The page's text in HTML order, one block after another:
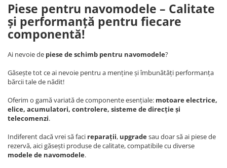
Piese pentru navomodele – Calitate
și performanță pentru fiecare
componentă!
Ai nevoie de piese de schimb pentru navomodele?
Găsește tot ce ai nevoie pentru a menține și îmbunătăți performanța
bărcii tale de nădit!
Oferim o gamă variată de componente esențiale: motoare electrice,
elice, acumulatori, controlere, sisteme de direcție și
telecomenzi.
Indiferent dacă vrei să faci reparații, upgradesau doar să ai piese de
rezervă, aici găsești produse de calitate, compatibile cu diverse
modele de navomodele.